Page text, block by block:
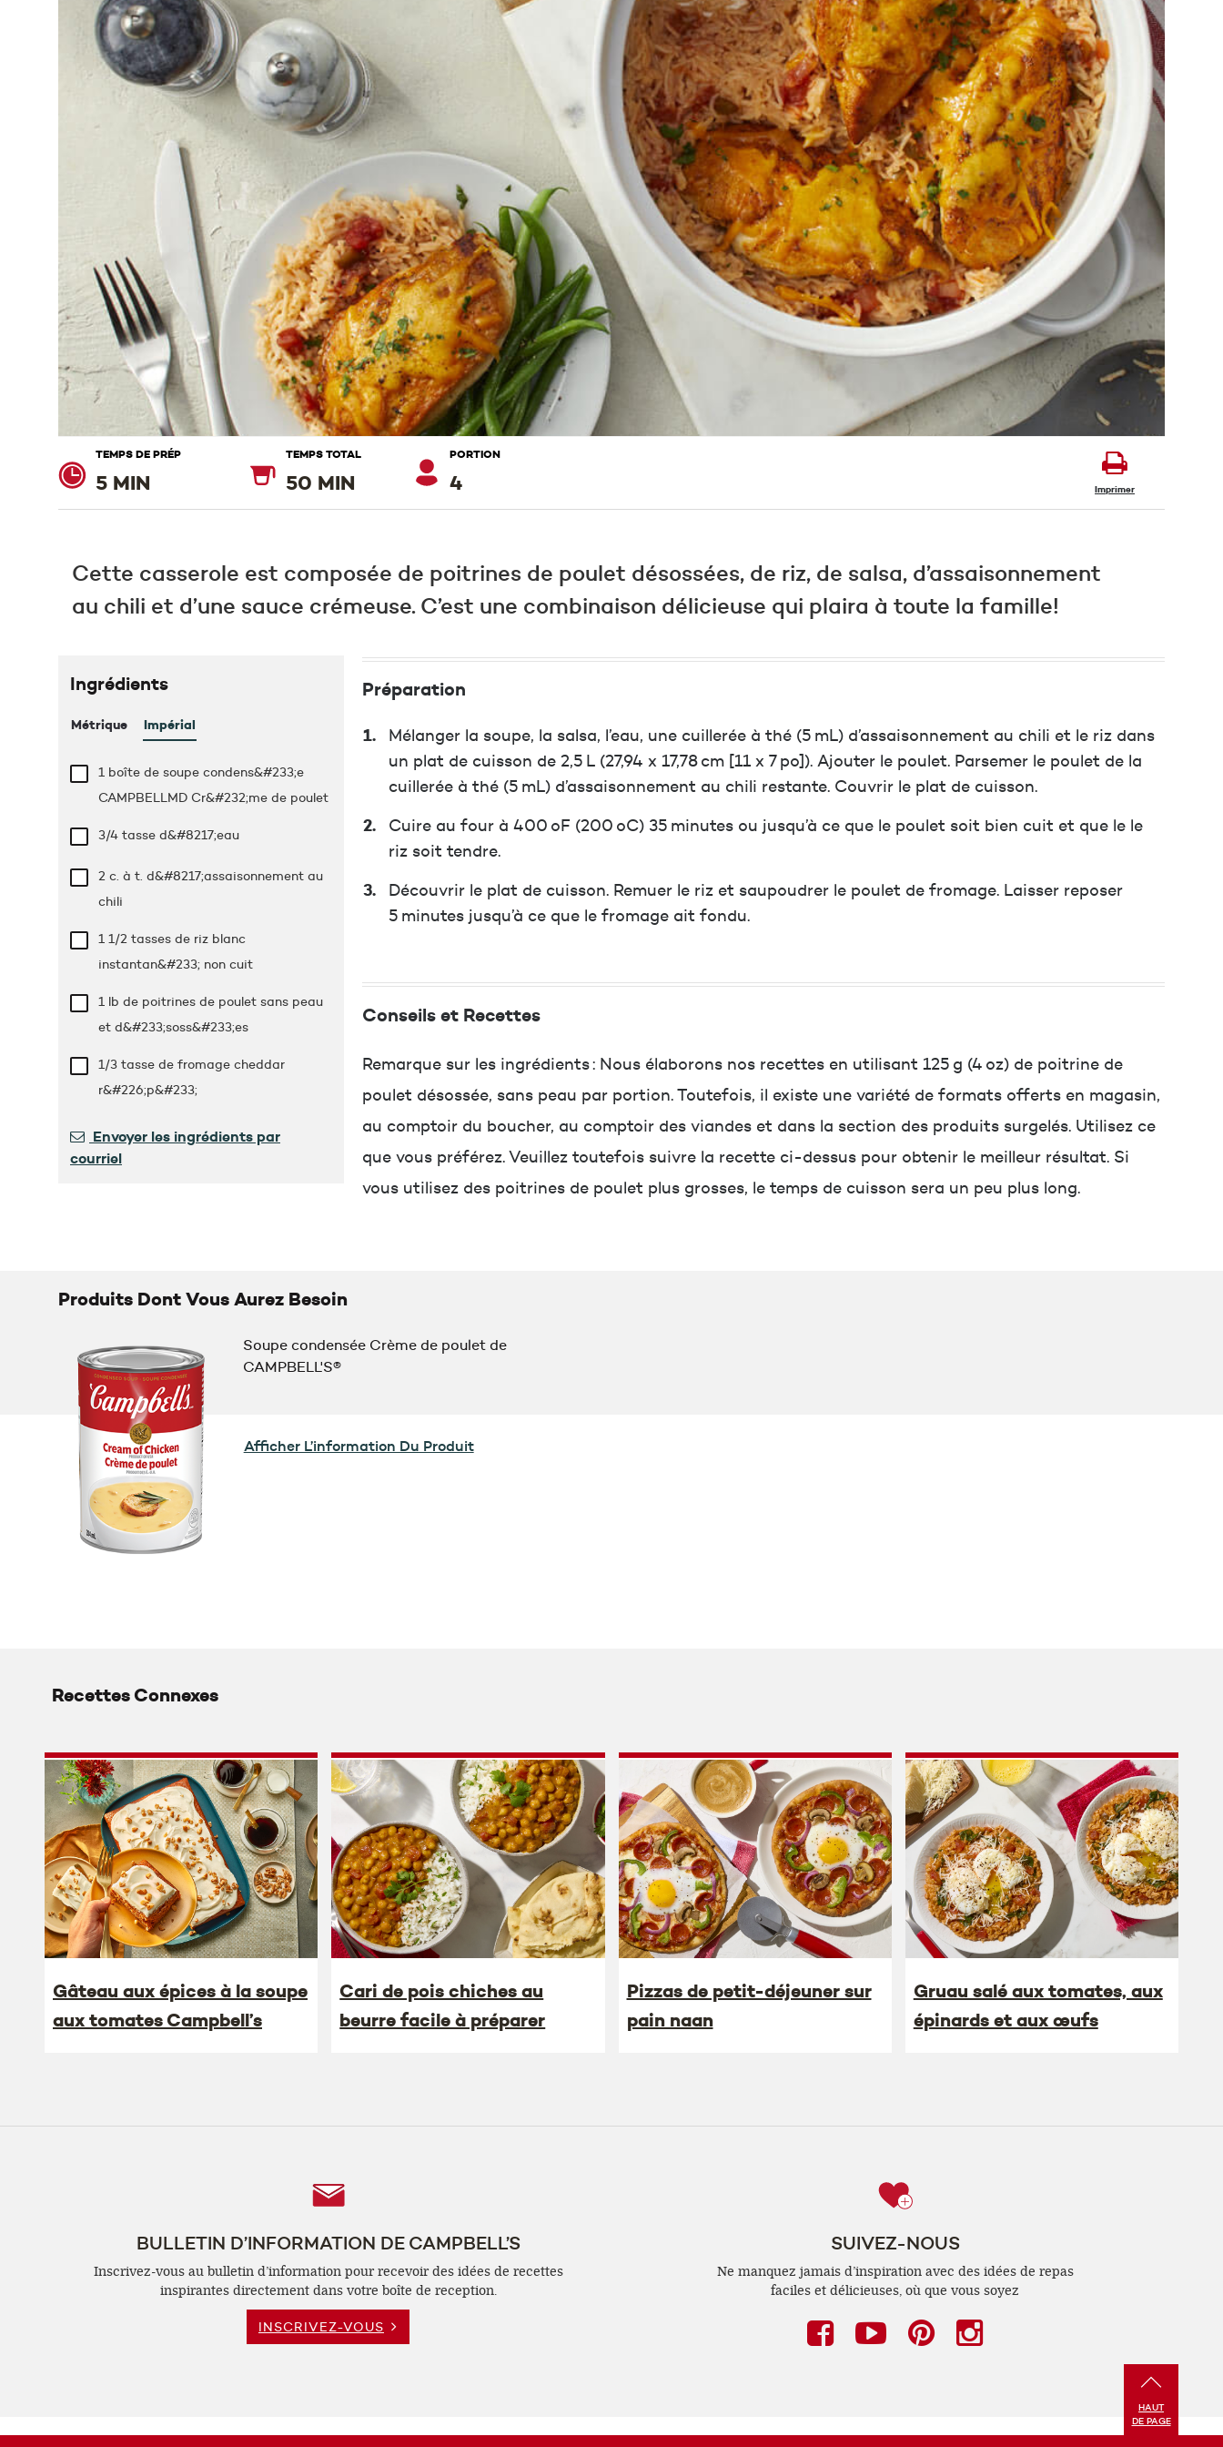
TEMPS DE PRÉP
5 MIN
TEMPS TOTAL
50 MIN
PORTION
4 Imprimer
Cette casserole est composée de poitrines de poulet désossées, de riz, de salsa, d’assaisonnement
au chili et d’une sauce crémeuse. C’est une combinaison délicieuse qui plaira à toute la famille!
Ingrédients
Métrique Impérial
1 boîte de soupe condens&#233;e
CAMPBELLMD Cr&#232;me de poulet
3/4 tasse d&#8217;eau
2 c. à t. d&#8217;assaisonnement au
chili
1 1/2 tasses de riz blanc
instantan&#233; non cuit
1 lb de poitrines de poulet sans peau
et d&#233;soss&#233;es
1/3 tasse de fromage cheddar
r&#226;p&#233;
Envoyer les ingrédients par
courriel
Préparation
Mélanger la soupe, la salsa, l’eau, une cuillerée à thé (5 mL) d’assaisonnement au chili et le riz dans
un plat de cuisson de 2,5 L (27,94 x 17,78 cm [11 x 7 po]). Ajouter le poulet. Parsemer le poulet de la
cuillerée à thé (5 mL) d’assaisonnement au chili restante. Couvrir le plat de cuisson.
Cuire au four à 400 oF (200 oC) 35 minutes ou jusqu’à ce que le poulet soit bien cuit et que le le
riz soit tendre.
Découvrir le plat de cuisson. Remuer le riz et saupoudrer le poulet de fromage. Laisser reposer
5 minutes jusqu’à ce que le fromage ait fondu.
Conseils et Recettes
Remarque sur les ingrédients : Nous élaborons nos recettes en utilisant 125 g (4 oz) de poitrine de
poulet désossée, sans peau par portion. Toutefois, il existe une variété de formats offerts en magasin,
au comptoir du boucher, au comptoir des viandes et dans la section des produits surgelés. Utilisez ce
que vous préférez. Veuillez toutefois suivre la recette ci-dessus pour obtenir le meilleur résultat. Si
vous utilisez des poitrines de poulet plus grosses, le temps de cuisson sera un peu plus long.
Produits Dont Vous Aurez Besoin
Soupe condensée Crème de poulet de
CAMPBELL'S®
Afficher L’information Du Produit
Recettes Connexes
Gâteau aux épices à la soupe
aux tomates Campbell’s
Cari de pois chiches au
beurre facile à préparer
Pizzas de petit-déjeuner sur
pain naan
Gruau salé aux tomates, aux
épinards et aux œufs
BULLETIN D’INFORMATION DE CAMPBELL’S
Inscrivez-vous au bulletin d’information pour recevoir des idées de recettes
inspirantes directement dans votre boîte de reception.
INSCRIVEZ-VOUS
SUIVEZ-NOUS
Ne manquez jamais d’inspiration avec des idées de repas
faciles et délicieuses, où que vous soyez
Facebook
(ouvre
fenêtre)
YouTube
(ouvre
fenêtre)
Pinterest
(ouvre
fenêtre)fenêtre)
HAUT
DE PAGE